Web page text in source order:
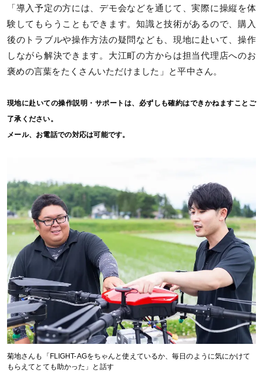
「導入予定の方には、デモ会などを通じて、実際に操縦を体
験してもらうこともできます。知識と技術があるので、購入
後のトラブルや操作方法の疑問なども、現地に赴いて、操作
しながら解決できます。大江町の方からは担当代理店へのお
褒めの言葉をたくさんいただけました」と平中さん。
現地に赴いての操作説明・サポートは、必ずしも確約はできかねますことご
了承ください。
メール、お電話での対応は可能です。
菊地さんも「FLIGHT-AGをちゃんと使えているか、毎日のように気にかけて
もらえてとても助かった」と話す